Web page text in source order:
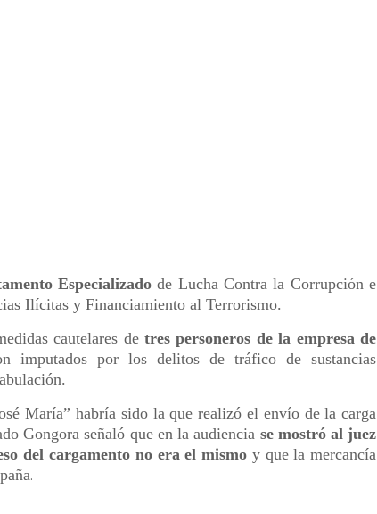
Especializado de Lucha Contra la Corrupción e
Ilícitas y Financiamiento al Terrorismo.
cautelares de tres personeros de la empresa de
imputados por los delitos de tráfico de sustancias
María” habría sido la que realizó el envío de la carga
Gongora señaló que en la audiencia se mostró al juez
del cargamento no era el mismo y que la mercancía
.